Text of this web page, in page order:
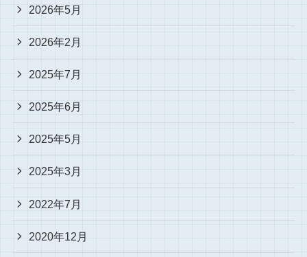
2026年5月
2026年2月
2025年7月
2025年6月
2025年5月
2025年3月
2022年7月
2020年12月